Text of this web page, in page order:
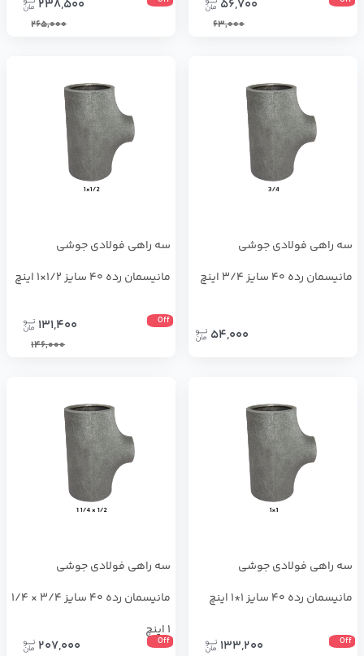
56,700
63,000
238,500
265,000
سه راهی فولادی جوشی
مانیسمان رده 40 سایز 3/4 اینچ
54,000
سه راهی فولادی جوشی
مانیسمان رده 40 سایز 1/2×1 اینچ
Off
131,400
146,000
سه راهی فولادی جوشی
مانیسمان رده 40 سایز 1*1 اینچ
Off
133,200
سه راهی فولادی جوشی
مانیسمان رده 40 سایز 3/4 × 1/4
1 اینچ
Off
207,000